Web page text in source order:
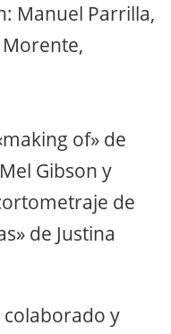
Manuel Parrilla,
of» de
Gibson y
de
de Justina
colaborado y